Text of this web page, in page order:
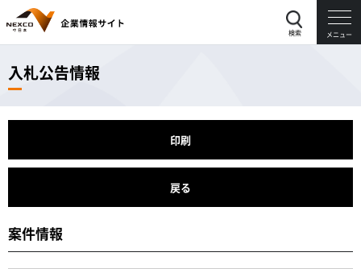
検索 メニュー
入札公告情報
印刷
戻る
案件情報